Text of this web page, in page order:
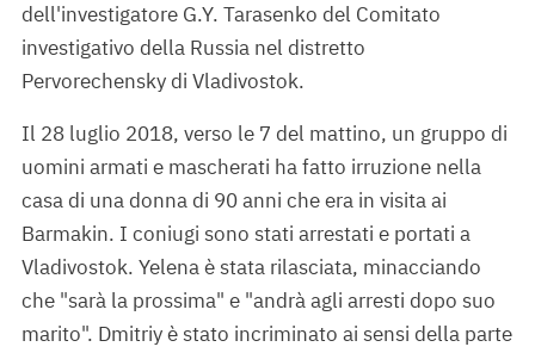
dell'investigatore G.Y. Tarasenko del Comitato
investigativo della Russia nel distretto
Pervorechensky di Vladivostok.
Il 28 luglio 2018, verso le 7 del mattino, un gruppo di
uomini armati e mascherati ha fatto irruzione nella
casa di una donna di 90 anni che era in visita ai
Barmakin. I coniugi sono stati arrestati e portati a
Vladivostok. Yelena è stata rilasciata, minacciando
che "sarà la prossima" e "andrà agli arresti dopo suo
marito". Dmitriy è stato incriminato ai sensi della parte